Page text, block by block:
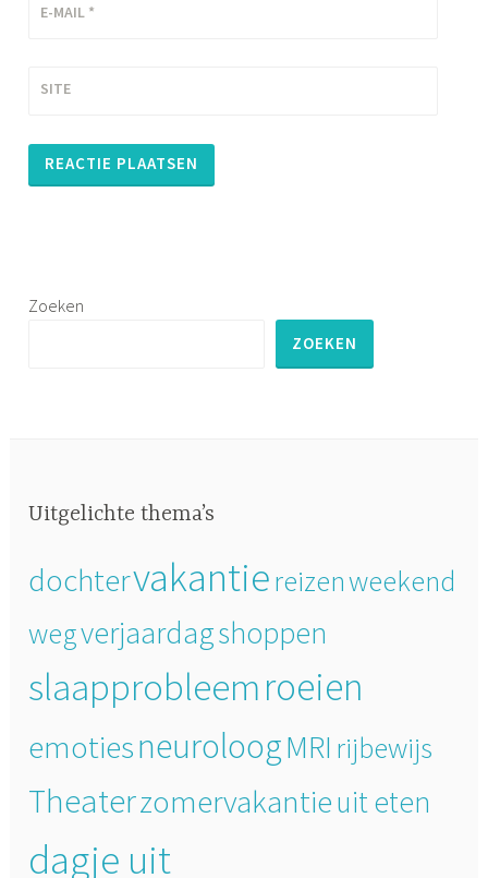
E-MAIL *
SITE
Zoeken
ZOEKEN
Uitgelichte thema’s
dochtervakantiereizenweekend
wegverjaardagshoppen
slaapprobleemroeien
emotiesneuroloogMRI rijbewijs
Theaterzomervakantieuit eten
dagje uit